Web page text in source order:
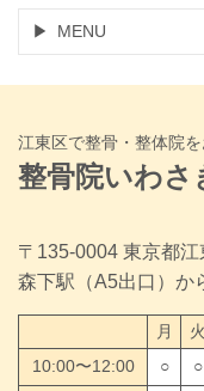
MENU
江東区で整骨・整体院
整骨院いわさ
〒135-0004 東京都
森下駅（A5出口）か
月 火
10:00〜12:00
○ ○